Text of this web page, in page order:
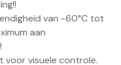
van -60°C tot
aan
voor visuele controle.